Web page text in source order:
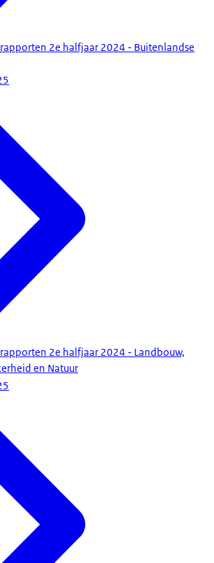
2e halfjaar 2024 - Buitenlandse
2e halfjaar 2024 - Landbouw,
en Natuur